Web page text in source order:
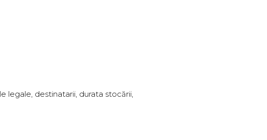
legale, destinatarii, durata stocării,